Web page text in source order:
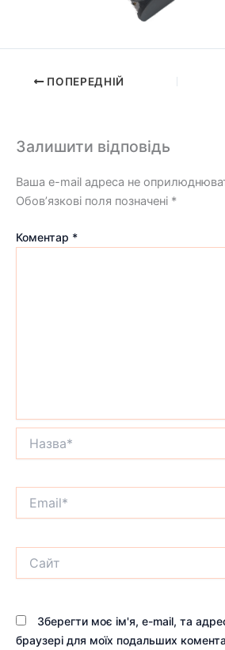
ПОПЕРЕДНІЙ
Залишити відповідь
Ваша e-mail адреса не
Обов’язкові поля позначені *
Коментар *
Зберегти моє ім'я, e-mail, та
браузері для моїх подальших